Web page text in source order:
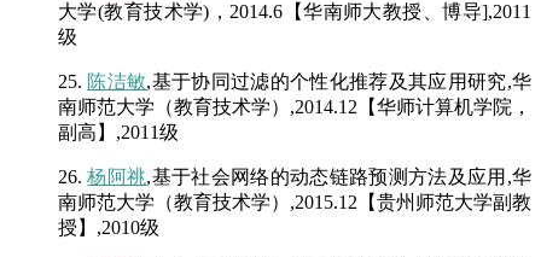
大学(教育技术学)，2014.6【华南师大教授、博导],2011
级
25. 陈洁敏,基于协同过滤的个性化推荐及其应用研究,华
南师范大学（教育技术学）,2014.12【华师计算机学院，
副高】,2011级
26.杨阿祧,基于社会网络的动态链路预测方法及应用,华
南师范大学（教育技术学）,2015.12【贵州师范大学副教
授】,2010级